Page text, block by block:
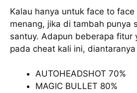
Kalau hanya untuk face to
menang, jika di tambah punya
santuy. Adapun beberapa fitur
pada cheat kali ini,
AUTOHEADSHOT 70%
MAGIC BULLET 80%